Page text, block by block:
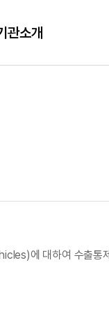
관소개
에 대하여 수출통